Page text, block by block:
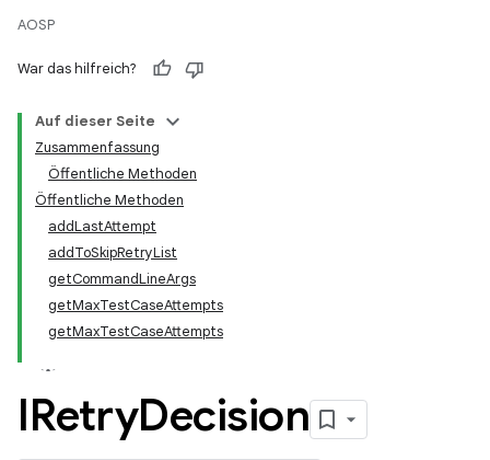
AOSP
War das hilfreich?
Auf dieser Seite
Zusammenfassung
Öffentliche Methoden
Öffentliche Methoden
addLastAttempt
addToSkipRetryList
getCommandLineArgs
getMaxTestCaseAttempts
getMaxTestCaseAttempts
IRetryDecision